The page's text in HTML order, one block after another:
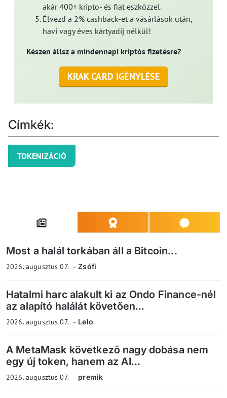
akár 400+ kripto- és fiat eszközzel.
Élvezd a 2% cashback-et a vásárlások után,
havi vagy éves kártyadíj nélkül!
Készen állsz a mindennapi kriptós fizetésre?
KRAK CARD IGÉNYLÉSE
Címkék:
TOKENIZÁCIÓ
Most a halál torkában áll a Bitcoin...
2026. augusztus 07. Zsófi
Hatalmi harc alakult ki az Ondo Finance-nél
az alapító halálát követően...
2026. augusztus 07. Lelo
A MetaMask következő nagy dobása nem
egy új token, hanem az AI...
2026. augusztus 07. premik